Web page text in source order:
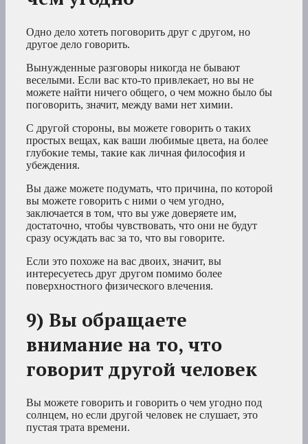
Одно дело хотеть поговорить друг с другом, но
другое дело говорить.
Вынужденные разговоры никогда не бывают
веселыми. Если вас кто-то привлекает, но вы не
можете найти ничего общего, о чем можно было бы
поговорить, значит, между вами нет химии.
С другой стороны, вы можете говорить о таких
простых вещах, как ваши любимые цвета, на более
глубокие темы, такие как личная философия и
убеждения.
Вы даже можете подумать, что причина, по которой
вы можете говорить с ними о чем угодно,
заключается в том, что вы уже доверяете им,
достаточно, чтобы чувствовать, что они не будут
сразу осуждать вас за то, что вы говорите.
Если это похоже на вас двоих, значит, вы
интересуетесь друг другом помимо более
поверхностного физического влечения.
9) Вы обращаете
внимание на то, что
говорит другой человек
Вы можете говорить и говорить о чем угодно под
солнцем, но если другой человек не слушает, это
пустая трата времени.